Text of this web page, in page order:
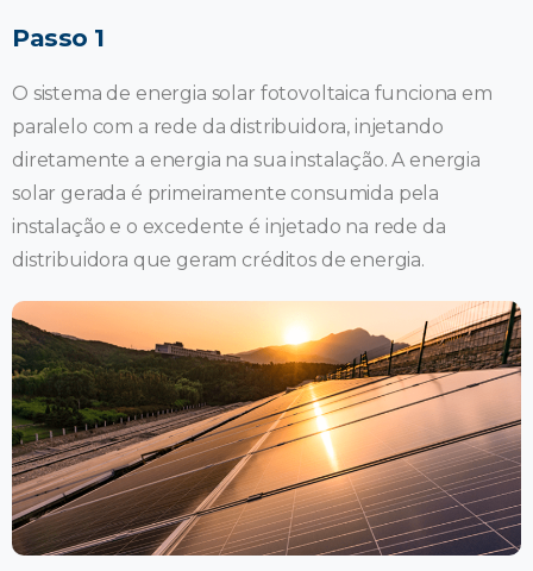
Passo 1
O sistema de energia solar fotovoltaica funciona em
paralelo com a rede da distribuidora, injetando
diretamente a energia na sua instalação. A energia
solar gerada é primeiramente consumida pela
instalação e o excedente é injetado na rede da
distribuidora que geram créditos de energia.